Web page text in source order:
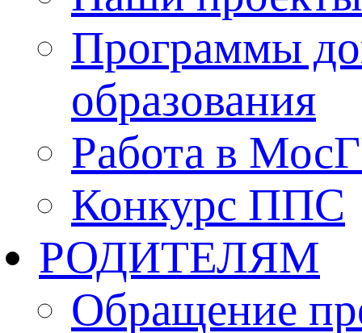
Программы
образования
Работа в
Конкурс ППС
РОДИТЕЛЯМ
Обращение